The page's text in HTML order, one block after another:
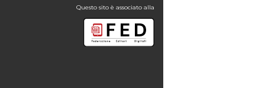
Questo sito è associato alla